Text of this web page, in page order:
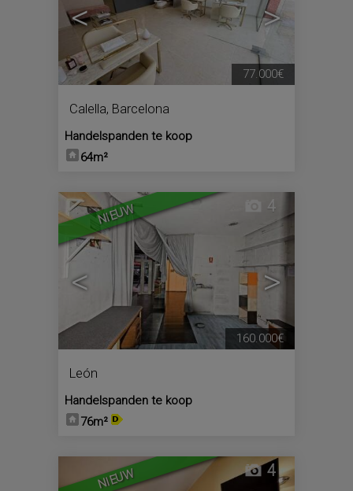
< >
Calella, Barcelona
Handelspanden te koop
64m²
77.000€
NIEUW
< >
4
León
Handelspanden te koop
76m²
160.000€
NIEUW 4